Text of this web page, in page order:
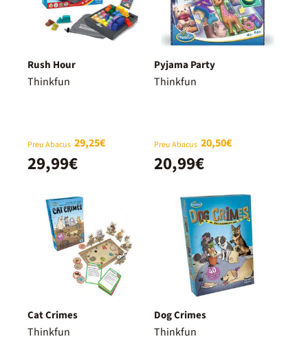
Rush Hour
Thinkfun
Preu Abacus 29,25€
29,99€
Pyjama Party
Thinkfun
Preu Abacus 20,50€
20,99€
Cat Crimes
Thinkfun
Dog Crimes
Thinkfun